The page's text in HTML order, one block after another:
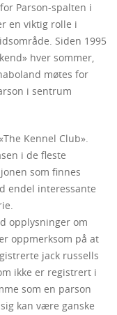
Parson-spalten i
en viktig rolle i
Siden 1995
hver sommer,
møtes for
i sentrum
Kennel Club».
i de fleste
som finnes
endel interessante
opplysninger om
oppmerksom på at
jack russells
ikke er registrert i
som en parson
kan være ganske